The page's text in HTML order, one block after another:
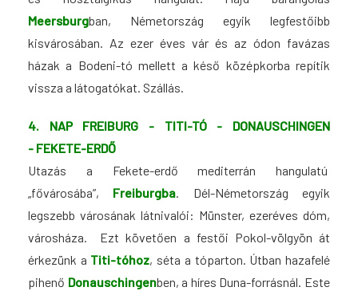
Meersburgban, Németország egyik legfestőibb
kisvárosában. Az ezer éves vár és az ódon favázas
házak a Bodeni-tó mellett a késő középkorba repítik
vissza a látogatókat. Szállás.
4. NAP FREIBURG - TITI-TÓ - DONAUSCHINGEN
- FEKETE-ERDŐ
Utazás a Fekete-erdő mediterrán hangulatú
„fővárosába”, Freiburgba. Dél-Német­or­szág egyik
legszebb városának látnivalói: Münster, ezeréves dóm,
városháza. Ezt követően a festői Pokol-völgyön át
érkezünk a Titi-tóhoz, séta a tóparton. Útban hazafelé
pihenő Donauschingenben, a híres Duna-forrásnál. Este